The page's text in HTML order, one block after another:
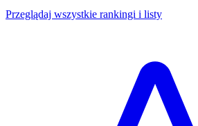
Przeglądaj wszystkie rankingi i listy